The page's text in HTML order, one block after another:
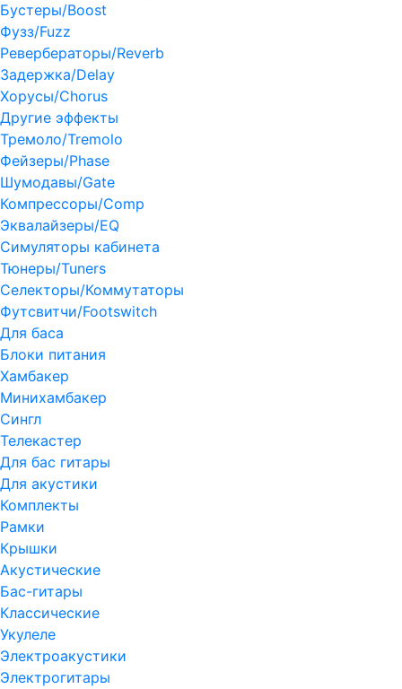
Бустеры/Boost
Фузз/Fuzz
Ревербераторы/Reverb
Задержка/Delay
Хорусы/Chorus
Другие эффекты
Тремоло/Tremolo
Фейзеры/Phase
Шумодавы/Gate
Компрессоры/Comp
Эквалайзеры/EQ
Симуляторы кабинета
Тюнеры/Tuners
Селекторы/Коммутаторы
Футсвитчи/Footswitch
Для баса
Блоки питания
Хамбакер
Минихамбакер
Сингл
Телекастер
Для бас гитары
Для акустики
Комплекты
Рамки
Крышки
Акустические
Бас-гитары
Классические
Укулеле
Электроакустики
Электрогитары